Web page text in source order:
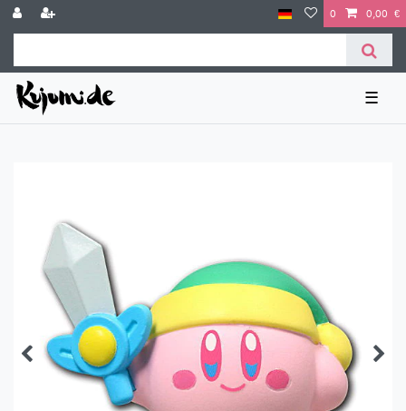
0 0,00 €
☰